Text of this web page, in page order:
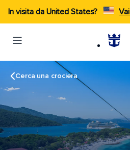
In visita da United States?
Cerca una crociera